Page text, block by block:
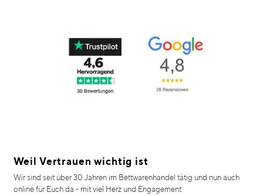
Weil Vertrauen wichtig ist
Wir sind seit über 30 Jahren im Bettwarenhandel tätig und nun auch
online für Euch da - mit viel Herz und Engagement.